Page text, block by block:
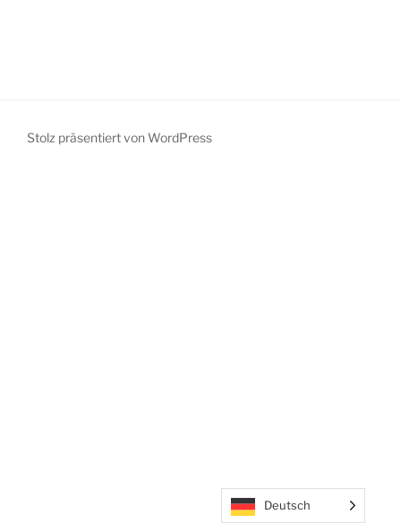
Stolz präsentiert von WordPress
Deutsch